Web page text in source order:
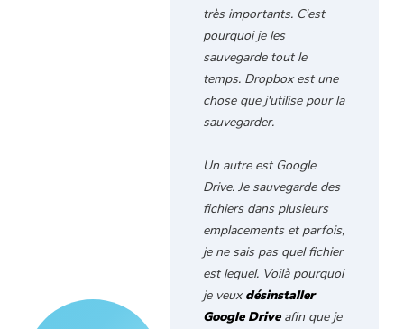
très importants. C'est
pourquoi je les
sauvegarde tout le
temps. Dropbox est une
chose que j'utilise pour la
sauvegarder.
Un autre est Google
Drive. Je sauvegarde des
fichiers dans plusieurs
emplacements et parfois,
je ne sais pas quel fichier
est lequel. Voilà pourquoi
je veuxdésinstaller
Google Driveafin que je